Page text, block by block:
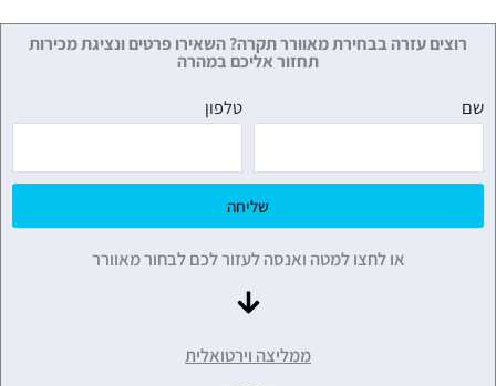
רוצים עזרה בבחירת מאוורר תקרה? השאירו פרטים ונציגת מכירות
תחזור אליכם במהרה
שם טלפון
שליחה
או לחצו למטה ואנסה לעזור לכם לבחור מאוורר
ממליצה וירטואלית